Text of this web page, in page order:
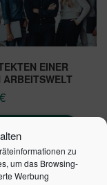
zu
um das Browsing-
Werbung
EINER
ARBEITSWELT
€